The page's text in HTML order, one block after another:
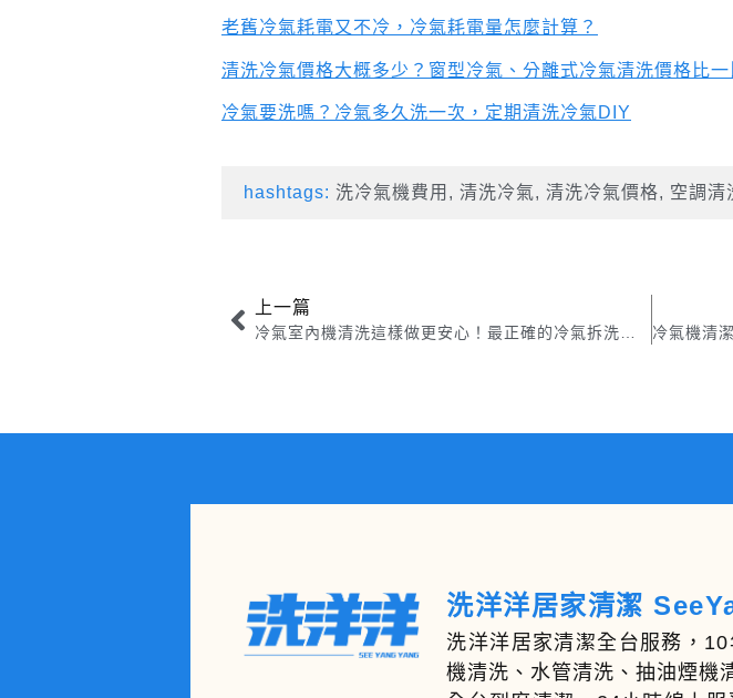
老舊冷氣耗電又不冷，冷氣耗電量怎麼計算？
清洗冷氣價格大概多少？窗型冷氣、分離式冷氣清洗價格比一
冷氣要洗嗎？冷氣多久洗一次，定期清洗冷氣DIY
hashtags: 洗冷氣機費用 , 清洗冷氣, 清洗冷氣價格, 空調清
上一篇
洗洋洋居家清潔
洗洋洋居家清潔全台服務，
機清洗、水管清洗、抽油煙機